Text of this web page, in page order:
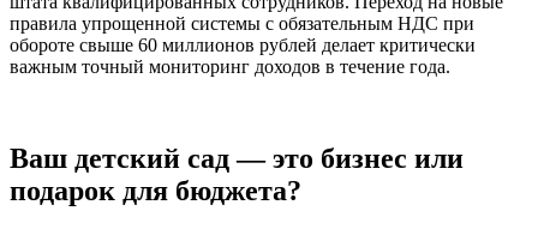
правила упрощенной системы с обязательным НДС при
обороте свыше 60 миллионов рублей делает критически
важным точный мониторинг доходов в течение года.
Ваш детский сад — это бизнес или
подарок для бюджета?